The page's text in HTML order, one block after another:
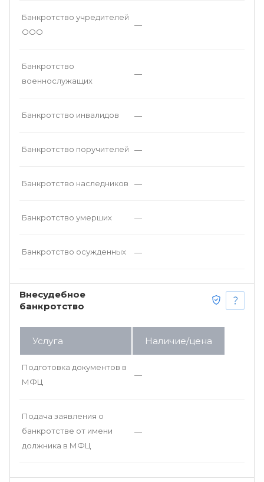
Банкротство учредителей
ООО
—
Банкротство
военнослужащих
—
Банкротство инвалидов —
Банкротство поручителей —
Банкротство наследников —
Банкротство умерших —
Банкротство осужденных —
Внесудебное
банкротство
Услуга Наличие/цена
Подготовка документов в
МФЦ
—
Подача заявления о
банкротстве от имени
должника в МФЦ
—